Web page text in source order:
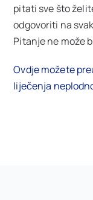
pitati sve što
odgovoriti na
Pitanje ne može
Ovdje možete
liječenja